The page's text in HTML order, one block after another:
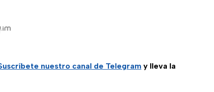
nuestro canal de Telegram y lleva la